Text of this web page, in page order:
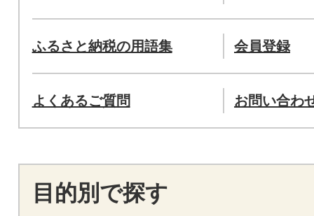
ふるさと納税の用語集 会員登録
よくあるご質問 お問い合わ
目的別で探す